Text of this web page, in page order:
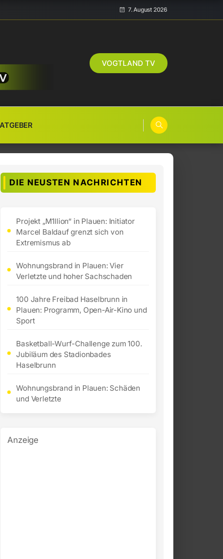
7. August 2026
VOGTLAND TV
DIE NEUSTEN NACHRICHTEN
Projekt „M1llion“ in Plauen: Initiator
Marcel Baldauf grenzt sich von
Extremismus ab
Wohnungsbrand in Plauen: Vier
Verletzte und hoher Sachschaden
100 Jahre Freibad Haselbrunn in
Plauen: Programm, Open-Air-Kino und
Sport
Basketball-Wurf-Challenge zum 100.
Jubiläum des Stadionbades
Haselbrunn
Wohnungsbrand in Plauen: Schäden
und Verletzte
Anzeige